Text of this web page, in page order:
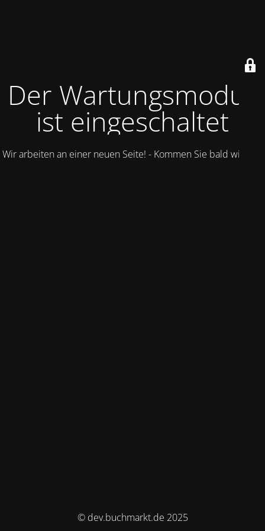
Der Wartungsmodus
ist eingeschaltet
Wir arbeiten an einer neuen Seite! - Kommen Sie bald wieder.
© dev.buchmarkt.de 2025